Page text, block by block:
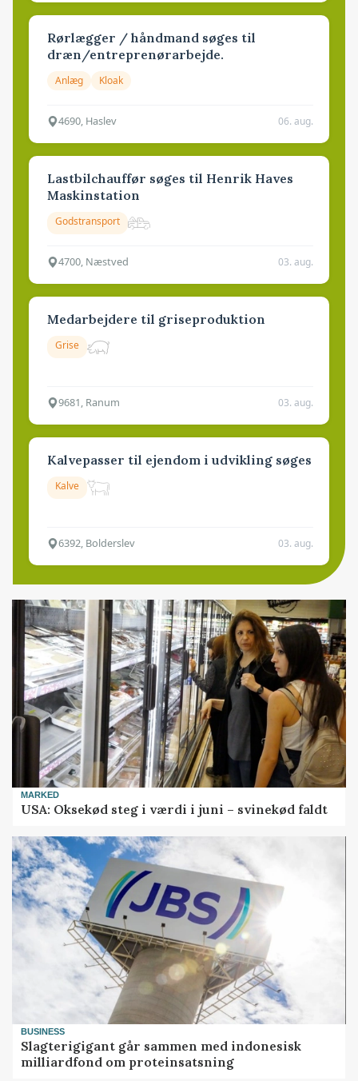
Rørlægger / håndmand søges til
dræn/entreprenørarbejde.
Anlæg Kloak
4690, Haslev 06. aug.
Lastbilchauffør søges til Henrik Haves
Maskinstation
Godstransport
4700, Næstved 03. aug.
Medarbejdere til griseproduktion
Grise
9681, Ranum 03. aug.
Kalvepasser til ejendom i udvikling søges
Kalve
6392, Bolderslev 03. aug.
MARKED
USA: Oksekød steg i værdi i juni – svinekød faldt
BUSINESS
Slagterigigant går sammen med indonesisk
milliardfond om proteinsatsning